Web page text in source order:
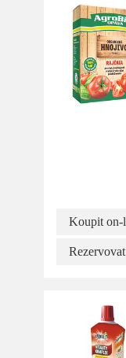
Koupit on-